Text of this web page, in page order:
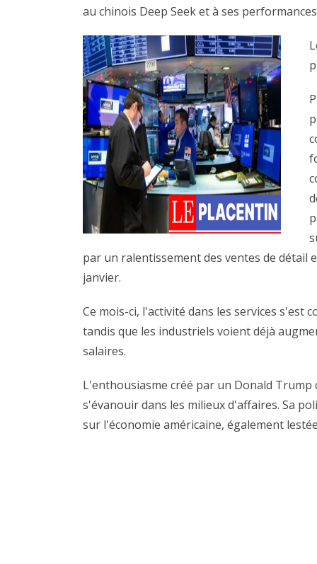
au chinois Deep Seek et à ses
par un ralentissement des ventes de détail
janvier.
Ce mois-ci, l'activité dans les services s'est
tandis que les industriels voient déjà
salaires.
L'enthousiasme créé par un Donald
s'évanouir dans les milieux d'affaires. Sa
sur l'économie américaine, également